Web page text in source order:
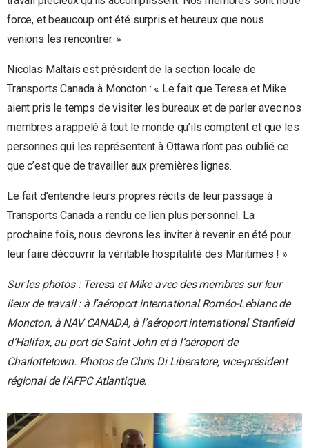
force, et beaucoup ont été surpris et heureux que nous
venions les rencontrer. »
Nicolas Maltais est président de la section locale de
Transports Canada à Moncton : « Le fait que Teresa et Mike
aient pris le temps de visiter les bureaux et de parler avec nos
membres a rappelé à tout le monde qu’ils comptent et que les
personnes qui les représentent à Ottawa n’ont pas oublié ce
que c’est que de travailler aux premières lignes.
Le fait d’entendre leurs propres récits de leur passage à
Transports Canada a rendu ce lien plus personnel. La
prochaine fois, nous devrons les inviter à revenir en été pour
leur faire découvrir la véritable hospitalité des Maritimes ! »
Sur les photos : Teresa et Mike avec des membres sur leur
lieux de travail : à l’aéroport international Roméo-Leblanc de
Moncton, à NAV CANADA, à l’aéroport international Stanfield
d’Halifax, au port de Saint John et à l’aéroport de
Charlottetown. Photos de Chris Di Liberatore, vice-président
régional de l’AFPC Atlantique.